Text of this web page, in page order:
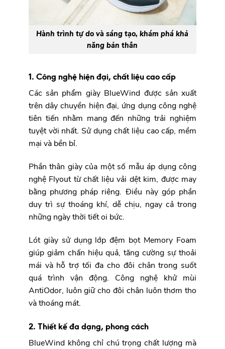
Hành trình tự do và sáng tạo, khám phá khả
năng bản thân
1. Công nghệ hiện đại, chất liệu cao cấp
Các sản phẩm giày BlueWind được sản xuất
trên dây chuyền hiện đại, ứng dụng công nghệ
tiên tiến nhằm mang đến những trải nghiệm
tuyệt vời nhất. Sử dụng chất liệu cao cấp, mềm
mại và bền bỉ.
Phần thân giày của một số mẫu áp dụng công
nghệ Flyout từ chất liệu vải dệt kim, được may
bằng phương pháp riêng. Điều này góp phần
duy trì sự thoáng khí, dễ chịu, ngay cả trong
những ngày thời tiết oi bức.
Lót giày sử dụng lớp đệm bọt Memory Foam
giúp giảm chấn hiệu quả, tăng cường sự thoải
mái và hỗ trợ tối đa cho đôi chân trong suốt
quá trình vận động. Công nghệ khử mùi
AntiOdor, luôn giữ cho đôi chân luôn thơm tho
và thoáng mát.
2. Thiết kế đa dạng, phong cách
BlueWind không chỉ chú trọng chất lượng mà